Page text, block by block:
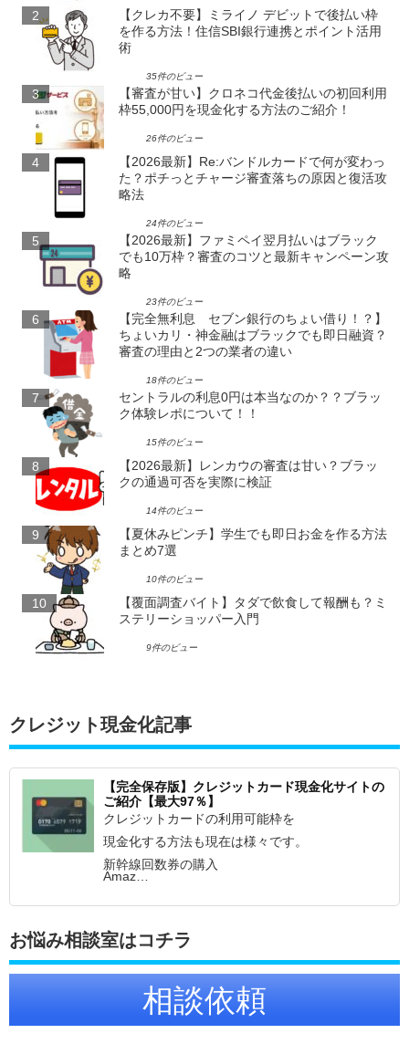
【クレカ不要】ミライノ デビットで後払い枠
を作る方法！住信SBI銀行連携とポイント活用
術
35件のビュー
【審査が甘い】クロネコ代金後払いの初回利用
枠55,000円を現金化する方法のご紹介！
26件のビュー
【2026最新】Re:バンドルカードで何が変わっ
た？ポチっとチャージ審査落ちの原因と復活攻
略法
24件のビュー
【2026最新】ファミペイ翌月払いはブラック
でも10万枠？審査のコツと最新キャンペーン攻
略
23件のビュー
【完全無利息 セブン銀行のちょい借り！？】
ちょいカリ・神金融はブラックでも即日融資？
審査の理由と2つの業者の違い
18件のビュー
セントラルの利息0円は本当なのか？？ブラッ
ク体験レポについて！！
15件のビュー
【2026最新】レンカウの審査は甘い？ブラッ
クの通過可否を実際に検証
14件のビュー
【夏休みピンチ】学生でも即日お金を作る方法
まとめ7選
10件のビュー
【覆面調査バイト】タダで飲食して報酬も？ミ
ステリーショッパー入門
9件のビュー
クレジット現金化記事
【完全保存版】クレジットカード現金化サイトの
ご紹介【最大97％】
クレジットカードの利用可能枠を
現金化する方法も現在は様々です。
新幹線回数券の購入
Amaz…
お悩み相談室はコチラ
相談依頼